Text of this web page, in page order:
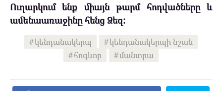
Ուղարկում ենք միայն թարմ հոդվածները և
ամենաառաջինը հենց Ձեզ:
կենդանակերպ
կենդանակերպի նշան
հոգևոր
մանտրա